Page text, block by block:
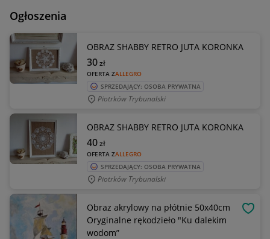
Ogłoszenia
OBRAZ SHABBY RETRO JUTA KORONKA
OFERTA ZALLEGRO
30zł
SPRZEDAJĄCY: OSOBA PRYWATNA
Piotrków Trybunalski
OBRAZ SHABBY RETRO JUTA KORONKA
OFERTA ZALLEGRO
40zł
SPRZEDAJĄCY: OSOBA PRYWATNA
Piotrków Trybunalski
Obraz akrylowy na płótnie 50x40cm
Oryginalne rękodzieło "Ku dalekim
wodom”